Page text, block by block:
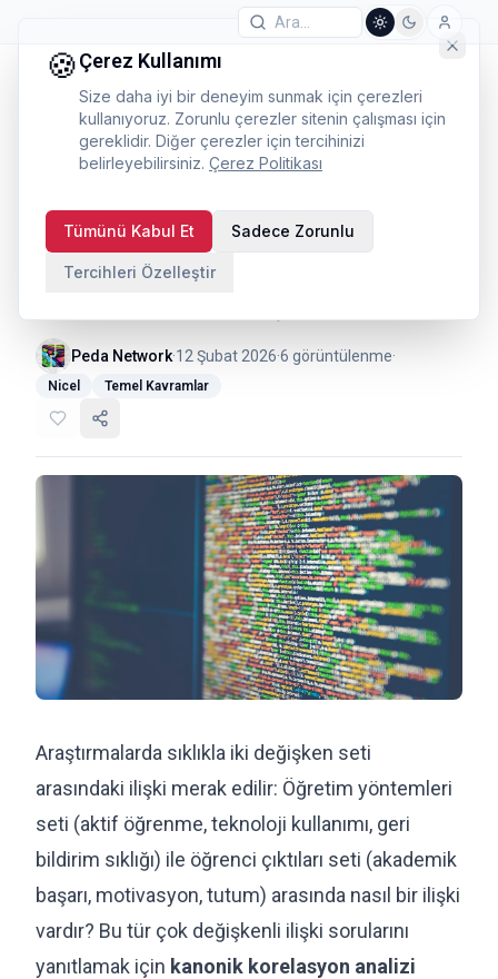
Kanonik Korelasyon: İki
Değişken Seti
Peda Network·12 Şubat 2026·6 görüntülenme·
Nicel Temel Kavramlar
Araştırmalarda sıklıkla iki değişken seti
arasındaki ilişki merak edilir: Öğretim yöntemleri
seti (aktif öğrenme, teknoloji kullanımı, geri
bildirim sıklığı) ile öğrenci çıktıları seti (akademik
başarı, motivasyon, tutum) arasında nasıl bir ilişki
vardır? Bu tür çok değişkenli ilişki sorularını
yanıtlamak için kanonik korelasyon analizi
🍪Çerez Kullanımı
Size daha iyi bir deneyim sunmak için çerezleri
kullanıyoruz. Zorunlu çerezler sitenin çalışması için
gereklidir. Diğer çerezler için tercihinizi
belirleyebilirsiniz. Çerez Politikası
Tümünü Kabul Et Sadece Zorunlu
Tercihleri Özelleştir